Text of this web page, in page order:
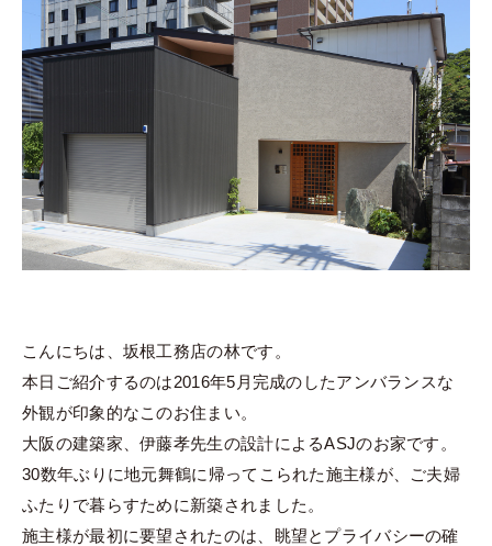
こんにちは、坂根工務店の林です。
本日ご紹介するのは2016年5月完成のしたアンバランスな
外観が印象的なこのお住まい。
大阪の建築家、伊藤孝先生の設計によるASJのお家です。
30数年ぶりに地元舞鶴に帰ってこられた施主様が、ご夫婦
ふたりで暮らすために新築されました。
施主様が最初に要望されたのは、眺望とプライバシーの確